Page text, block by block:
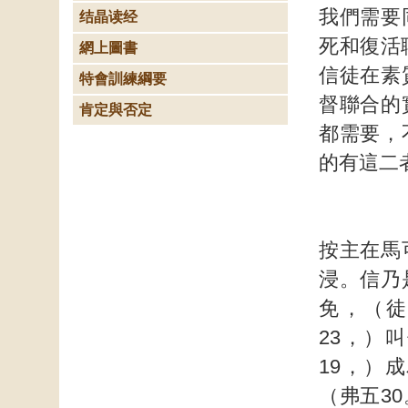
我們需要
死和復活
信徒在素
督聯合的
都需要，
的有這二
按主在馬
浸。信乃
免，（
23，）
19，）
（弗五
结晶读经
網上圖書
特會訓練綱要
肯定與否定